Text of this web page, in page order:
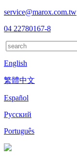
service@marox.com.tw
04 22780167-8
English
繁體中文
Español
Русский
Português